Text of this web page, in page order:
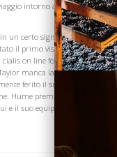
intorno al mondo
un certo signor Lane,
il primo visto in Vi è
on line forum la data di
manca la conferma, e
ferito il suo mestiere di
Hume premi la distinzione
e il suo equipaggio fumato